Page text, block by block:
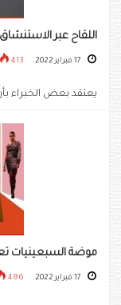
اللقاح عبر
413
يعتقد بعض الخبراء
موضة السبعينيات
486